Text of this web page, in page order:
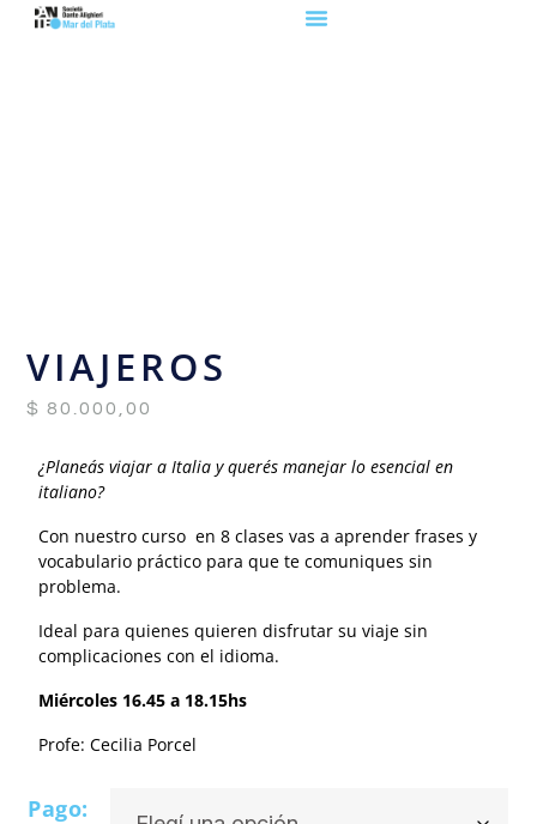
VIAJEROS
$ 80.000,00
¿Planeás viajar a Italia y querés manejar lo esencial en
italiano?
Con nuestro curso en 8 clases vas a aprender frases y
vocabulario práctico para que te comuniques sin
problema.
Ideal para quienes quieren disfrutar su viaje sin
complicaciones con el idioma.
Miércoles 16.45 a 18.15hs
Profe: Cecilia Porcel
Pago: